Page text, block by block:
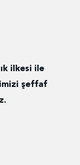
ilkesi ile
şeffaf